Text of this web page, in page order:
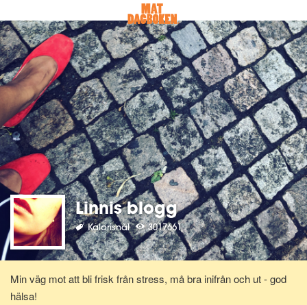
Linnis blogg
Kalorisnål 3017661
Min väg mot att bli frisk från stress, må bra inifrån och ut - god
hälsa!